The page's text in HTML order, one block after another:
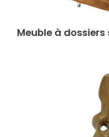
Meuble à